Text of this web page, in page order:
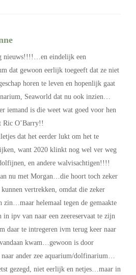
nieuws!!!!…en eindelijk een
dat gewoon eerlijk toegeeft dat ze niet
horen te leven en hopenlijk gaat
Seaworld dat nu ook inzien…
iemand is die weet wat goed voor hen
O’Barry!!
dat het eerder lukt om het te
want 2020 klinkt nog wel ver weg
en andere walvisachtigen!!!!
nu met Morgan…die hoort toch zeker
kunnen vertrekken, omdat die zeker
zin…maar helemaal tegen de gemaakte
in ipv van naar een zeereservaat te zijn
daar te intregeren ivm terug keer naar
kwam…gewoon is door
naar ander zee aquarium/dolfinarium…
gezegd, niet eerlijk en netjes…maar in